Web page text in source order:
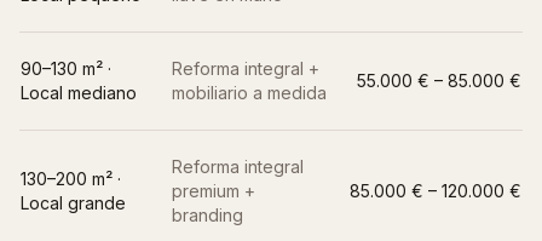
90–130 m² ·
Local mediano
Reforma integral +
mobiliario a medida
55.000 € – 85.000 €
130–200 m² ·
Local grande
Reforma integral
premium +
branding
85.000 € – 120.000 €